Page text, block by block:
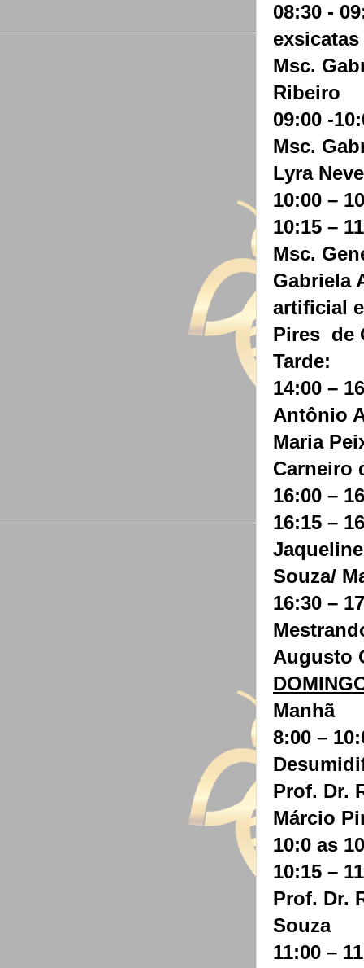
08:30 -
exsicatas
Msc.
Ribeiro
09:00 -
Msc.
Lyra
10:00 –
10:15 –
Msc.
Gabriela
artificial
Pires de
Tarde:
14:00 –
Antônio
Maria
Carneiro
16:00 –
16:15 –
Souza/
16:30 –
Augusto
Manhã
8:00 –
Prof. Dr.
Márcio
10:0 as
10:15 –
Prof. Dr.
Souza
11:00 –